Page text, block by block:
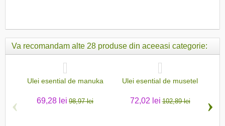
Va recomandam alte 28 produse din aceeasi categorie:
Ulei esential de manuka
69,28 lei 98,97 lei
Ulei esential de musetel
72,02 lei 102,89 lei
‹ ›